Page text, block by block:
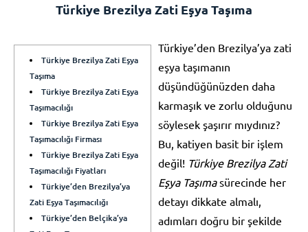
Türkiye Brezilya Zati Eşya Taşıma
Türkiye Brezilya Zati Eşya
Taşıma
Türkiye Brezilya Zati Eşya
Taşımacılığı
Türkiye Brezilya Zati Eşya
Taşımacılığı Firması
Türkiye Brezilya Zati Eşya
Taşımacılığı Fiyatları
Türkiye’den Brezilya’ya
Zati Eşya Taşımacılığı
Türkiye’den Belçika’ya
Türkiye’den Brezilya’ya zati
eşya taşımanın
düşündüğünüzden daha
karmaşık ve zorlu olduğunu
söylesek şaşırır mıydınız?
Bu, katiyen basit bir işlem
değil! Türkiye Brezilya Zati
Eşya Taşımasürecinde her
detayı dikkate almalı,
adımları doğru bir şekilde